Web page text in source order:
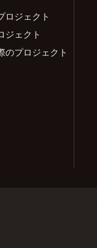
ロジェクト
ジェクト
のプロジェクト